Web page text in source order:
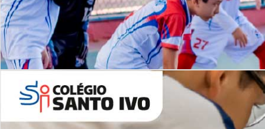
Desafios | Saiba mais